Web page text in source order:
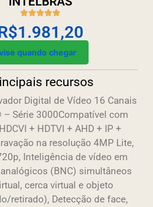
1.981,20
quando chegar
recursos
Digital de Vídeo 16 Canais
– Série 3000Compatível com
+ HDTVI + AHD + IP +
na resolução 4MP Lite,
Inteligência de vídeo em
(BNC) simultâneos
cerca virtual e objeto
retirado), Detecção de face,